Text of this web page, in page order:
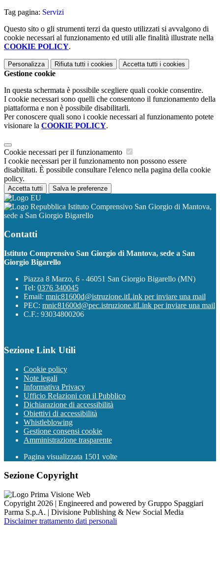
Tag pagina: Servizi
Questo sito o gli strumenti terzi da questo utilizzati si avvalgono di
cookie necessari al funzionamento ed utili alle finalità illustrate nella
COOKIE POLICY.
Personalizza Rifiuta tutti i cookies Accetta tutti i cookies
Gestione cookie
In questa schermata è possibile scegliere quali cookie consentire.
I cookie necessari sono quelli che consentono il funzionamento della
piattaforma e non è possibile disabilitarli.
Per conoscere quali sono i cookie necessari al funzionamento potete
visionare la COOKIE POLICY.
Cookie necessari per il funzionamento
I cookie necessari per il funzionamento non possono essere
disabilitati. È possibile consultare l'elenco nella pagina della cookie
policy.
Accetta tutti Salva le preferenze
Istituto Comprensivo San Giorgio di Mantova,
sede a San Giorgio Bigarello
Contatti
Istituto Comprensivo San Giorgio di Mantova, sede a San
Giorgio Bigarello
Piazza 8 Marzo, 6 - 46051 San Giorgio Bigarello (MN)
Tel: 0376 340045
Email: mnic81600d@istruzione.itLink per inviare una mail
PEC: mnic81600d@pec.istruzione.itLink per inviare una mail
C.F.: 93034800206
Sezione Link Utili
Cookie policy
Note legali
Informativa Privacy
Ufficio Relazioni con il Pubblico
Dichiarazione di accessibilità
Obiettivi di accessibilità
Whistleblowing
Gestione consensi cookie
Amministrazione trasparente
Pagina visualizzata 1501 volte
Sezione Copyright
Copyright 2026 | Engineered and powered by Gruppo Spaggiari
Parma S.p.A. | Divisione Publishing & New Social Media
Disclaimer trattamento dati personali